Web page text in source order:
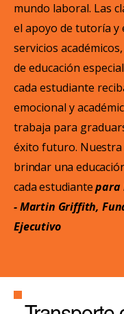
mundo laboral. Las
el apoyo de tutoría y
servicios
de educación
cada estudiante
emocional y
trabaja para
éxito futuro. Nuestra
brindar una
cada estudiantepara
- Martin Griffith,
Ejecutivo